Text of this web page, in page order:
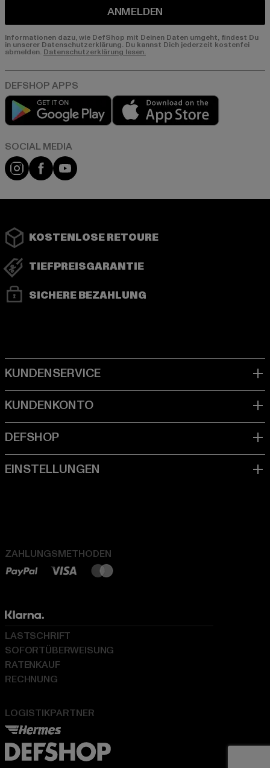
ANMELDEN
Informationen dazu, wie DefShop mit Deinen Daten umgeht, findest Du
in unserer Datenschutzerklärung. Du kannst Dich jederzeit kostenfei
abmelden. Datenschutzerklärung lesen.
Play market
Instagram
FacebookYouTube
KOSTENLOSE RETOURE
TIEFPREISGARANTIE
SICHERE BEZAHLUNG
ZAHLUNGSMETHODEN
LOGISTIKPARTNER
LASTSCHRIFT
SOFORTÜBERWEISUNG
RATENKAUF
RECHNUNG